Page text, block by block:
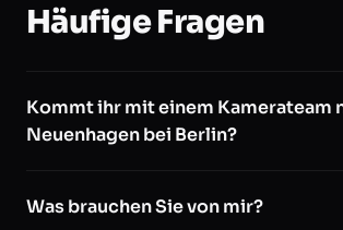
Häufige Fragen
Kommt ihr mit einem Kamerateam
Neuenhagen bei Berlin?
Was brauchen Sie von mir?